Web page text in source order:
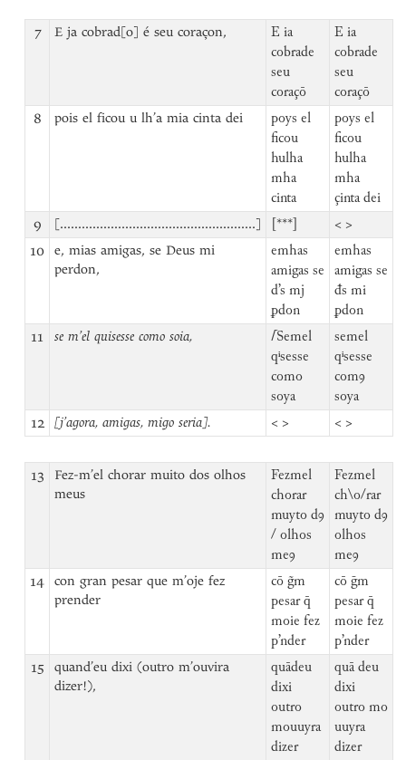
7 E ja cobrad[o] é seu coraçon,
E ia
cobrade
seu
coraçō
E ia
cobrade
seu
coraçō
8 pois el ficou u lh’a mia cinta dei
poys el
ficou
hulha
mha
cinta
poys el
ficou
hulha
mha
çinta dei
9 [......................................................] [***] < >
10
e, mias amigas, se Deus mi
perdon,
emhas
amigas se
d’s mj
ꝑdon
emhas
amigas se
đs mi
ꝑdon
11 se m’el quisesse como soia, ⌈Semel
qⁱsesse
como
soya
semel
qⁱsesse
comꝯ
soya
12 [j’agora, amigas, migo seria]. < > < >
13
Fez-m’el chorar muito dos olhos
meus
Fezmel
chorar
muyto dꝯ
/ olhos
meꝯ
Fezmel
ch\o/rar
muyto dꝯ
olhos
meꝯ
14
con gran pesar que m’oje fez
prender
cō g̃m
pesar q̄
moie fez
p’nder
cō ḡm
pesar q̄
moie fez
p’nder
15
quand’eu dixi (outro m’ouvira
dizer!),
quādeu
dixi
outro
mouuyra
dizer
quā deu
dixi
outro mo
uuyra
dizer